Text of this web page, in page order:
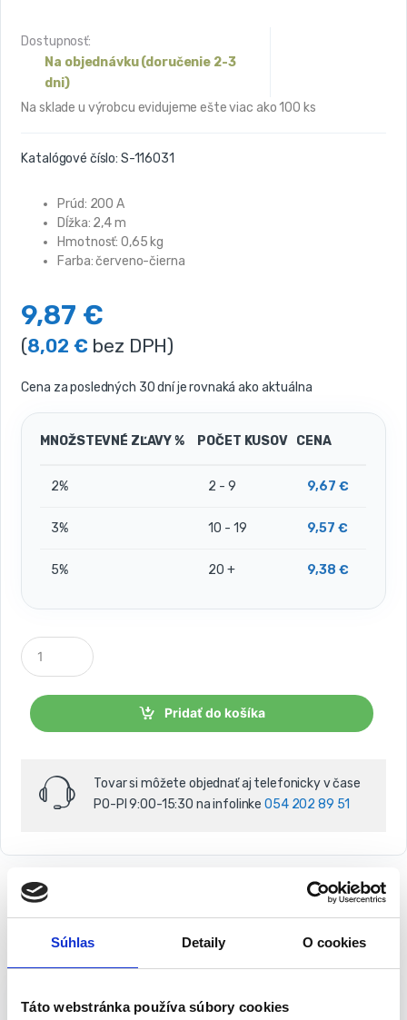
Súhlas Detaily O cookies
Táto webstránka používa súbory cookies
Dostupnosť:
Na objednávku (doručenie 2-3
dni)
Na sklade u výrobcu evidujeme ešte viac ako 100 ks
Katalógové číslo: S-116031
Prúd: 200 A
Dĺžka: 2,4 m
Hmotnosť: 0,65 kg
Farba: červeno-čierna
9,87 €
(8,02 € bez DPH)
Cena za posledných 30 dní je rovnaká ako aktuálna
MNOŽSTEVNÉ ZĽAVY % POČET KUSOV CENA
2% 2 - 9 9,67 €
3% 10 - 19 9,57 €
5% 20 + 9,38 €
P
o
č
Pridať do košíka
Tovar si môžete objednať aj telefonicky v čase
PO-PI 9:00-15:30 na infolinke054 202 89 51
Popis Balenie